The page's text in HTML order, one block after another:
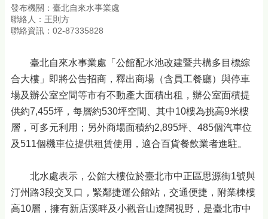
發布機關：臺北自來水事業處
聯絡人：王則方
聯絡資訊：02-87335828
臺北自來水事業處「公館配水池改建暨共構多目標綜
合大樓」即將公告招商，釋出商場（含員工餐廳）與停車
場及辦公室空間等市有不動產大面積出租，辦公室面積提
供約7,455坪，每層約530坪空間、其中10樓為挑高9米樓
層，可多元利用；另外商場面積約2,895坪、485個汽車位
及511個機車位提供租賃使用，適合百貨餐飲業者進駐。
北水處表示，公館大樓位於臺北市中正區思源街1號與
汀州路3段交叉口，緊鄰捷運公館站，交通便捷，附業棟樓
高10層，擁有新店溪畔及小觀音山遼闊視野，是臺北市中